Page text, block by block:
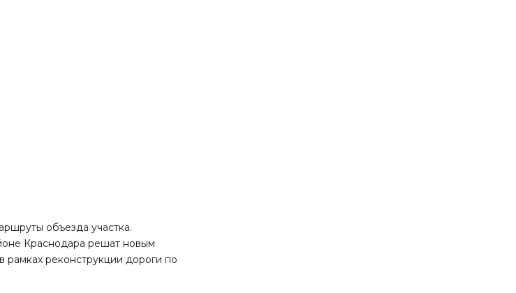
объезда участка.
Краснодара решат новым
рамках реконструкции дороги по